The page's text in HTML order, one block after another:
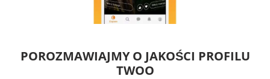
POROZMAWIAJMY O JAKOŚCI PROFILU
TWOO